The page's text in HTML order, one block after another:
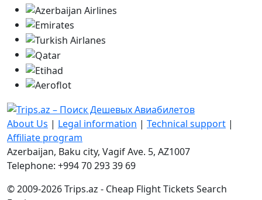
About Us | Legal information | Technical support |
Affiliate program
Azerbaijan, Baku city, Vagif Ave. 5, AZ1007
Telephone: +994 70 293 39 69
© 2009-2026 Trips.az - Cheap Flight Tickets Search